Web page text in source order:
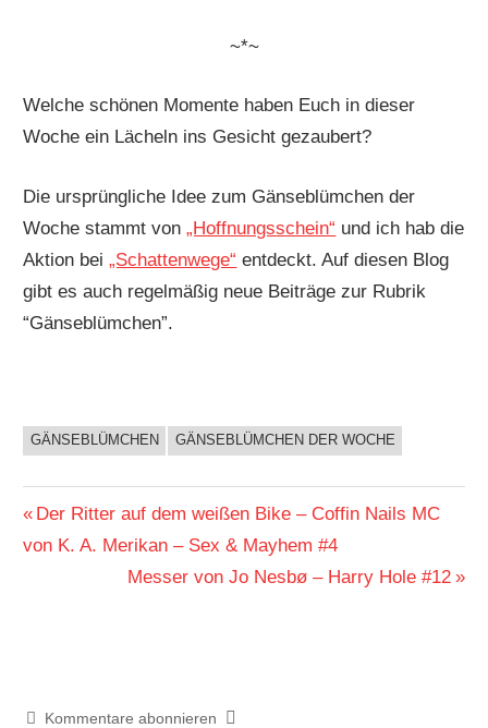
~*~
Welche schönen Momente haben Euch in dieser
Woche ein Lächeln ins Gesicht gezaubert?
Die ursprüngliche Idee zum Gänseblümchen der
Woche stammt von„Hoffnungsschein“ und ich hab die
Aktion bei„Schattenwege“ entdeckt. Auf diesen Blog
gibt es auch regelmäßig neue Beiträge zur Rubrik
“Gänseblümchen”.
BUCHIGES
GÄNSEBLÜMCHEN GÄNSEBLÜMCHEN DER WOCHE
Beitragsnavigation
Vorheriger
Beitrag:
Der Ritter auf dem weißen Bike – Coffin Nails MC
von K. A. Merikan – Sex & Mayhem #4
Nächster
Messer von Jo Nesbø – Harry Hole #12
Kommentare abonnieren